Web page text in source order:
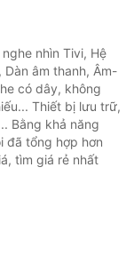
nhìn Tivi, Hệ
âm thanh, Âm-
có dây, không
Thiết bị lưu trữ,
Bằng khả năng
đã tổng hợp hơn
tìm giá rẻ nhất